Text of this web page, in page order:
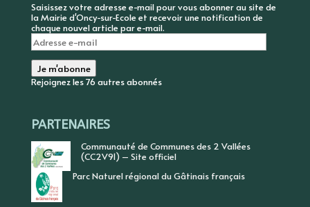
Saisissez votre adresse e-mail pour vous abonner au site de
la Mairie d'Oncy-sur-Ecole et recevoir une notification de
chaque nouvel article par e-mail.
Adresse
e-
mail
Je m'abonne
Rejoignez les 76 autres abonnés
PARTENAIRES
Communauté de Communes des 2 Vallées
(CC2V91) – Site officiel
Parc Naturel régional du Gâtinais français